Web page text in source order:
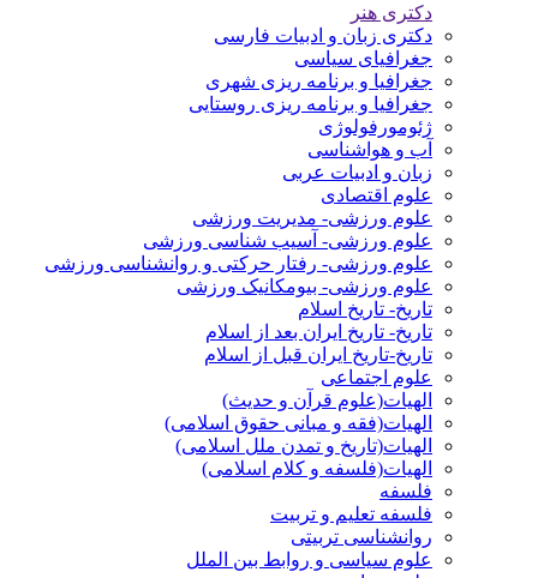
دکتری هنر
دکتری زبان و ادبیات فارسی
جغرافیای سیاسی
جغرافیا و برنامه ریزی شهری
جغرافیا و برنامه ریزی روستایی
ژئومورفولوژی
آب و هواشناسی
زبان و ادبیات عربی
علوم اقتصادی
علوم ورزشی- مدیریت ورزشی
علوم ورزشی- آسیب شناسی ورزشی
علوم ورزشی- رفتار حرکتی و روانشناسی ورزشی
علوم ورزشی- بیومکانیک ورزشی
تاریخ- تاریخ اسلام
تاریخ- تاریخ ایران بعد از اسلام
تاریخ-تاریخ ایران قبل از اسلام
علوم اجتماعی
الهیات(علوم قرآن و حدیث)
الهیات(فقه و مبانی حقوق اسلامی)
الهیات(تاریخ و تمدن ملل اسلامی)
الهیات(فلسفه و کلام اسلامی)
فلسفه
فلسفه تعلیم و تربیت
روانشناسی تربیتی
علوم سیاسی و روابط بین الملل